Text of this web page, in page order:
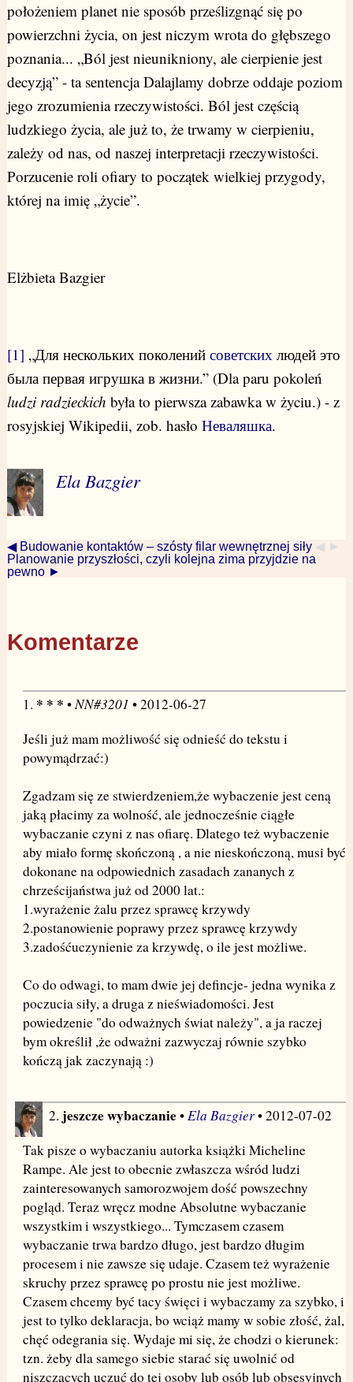
położeniem planet nie sposób prześlizgnąć się po
powierzchni życia, on jest niczym wrota do głębszego
poznania... „Ból jest nieunikniony, ale cierpienie jest
decyzją” - ta sentencja Dalajlamy dobrze oddaje poziom
jego zrozumienia rzeczywistości. Ból jest częścią
ludzkiego życia, ale już to, że trwamy w cierpieniu,
zależy od nas, od naszej interpretacji rzeczywistości.
Porzucenie roli ofiary to początek wielkiej przygody,
której na imię „życie”.
Elżbieta Bazgier
[1] „Для нескольких поколений советскихлюдей это
была первая игрушка в жизни.” (Dla paru pokoleń
ludzi radzieckich była to pierwsza zabawka w życiu.) - z
rosyjskiej Wikipedii, zob. hasło Неваляшка.
Ela Bazgier
◀ Budowanie kontaktów – szósty filar wewnętrznej siły ◀ ►
Planowanie przyszłości, czyli kolejna zima przyjdzie na
pewno ►
Komentarze
1. * * * • NN#3201 • 2012-06-27
Jeśli już mam możliwość się odnieść do tekstu i
powymądrzać:)
Zgadzam się ze stwierdzeniem,że wybaczenie jest ceną
jaką płacimy za wolność, ale jednocześnie ciągłe
wybaczanie czyni z nas ofiarę. Dlatego też wybaczenie
aby miało formę skończoną , a nie nieskończoną, musi być
dokonane na odpowiednich zasadach zananych z
chrześcijaństwa już od 2000 lat.:
1.wyrażenie żalu przez sprawcę krzywdy
2.postanowienie poprawy przez sprawcę krzywdy
3.zadośćuczynienie za krzywdę, o ile jest możliwe.
Co do odwagi, to mam dwie jej defincje- jedna wynika z
poczucia siły, a druga z nieświadomości. Jest
powiedzenie "do odważnych świat należy", a ja raczej
bym określił ,że odważni zazwyczaj równie szybko
kończą jak zaczynają :)
2. jeszcze wybaczanie•Ela Bazgier• 2012-07-02
Tak pisze o wybaczaniu autorka książki Micheline
Rampe. Ale jest to obecnie zwłaszcza wśród ludzi
zainteresowanych samorozwojem dość powszechny
pogląd. Teraz wręcz modne Absolutne wybaczanie
wszystkim i wszystkiego... Tymczasem czasem
wybaczanie trwa bardzo długo, jest bardzo długim
procesem i nie zawsze się udaje. Czasem też wyrażenie
skruchy przez sprawcę po prostu nie jest możliwe.
Czasem chcemy być tacy święci i wybaczamy za szybko, i
jest to tylko deklaracja, bo wciąż mamy w sobie złość, żal,
chęć odegrania się. Wydaje mi się, że chodzi o kierunek:
tzn. żeby dla samego siebie starać się uwolnić od
niszczących uczuć do tej osoby lub osób lub obsesyjnych